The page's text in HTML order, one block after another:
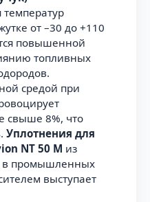
от –30 до +110
повышенной
топливных
средой при
свыше 8%, что
Уплотнения для
NT 50 M из
в промышленных
выступает